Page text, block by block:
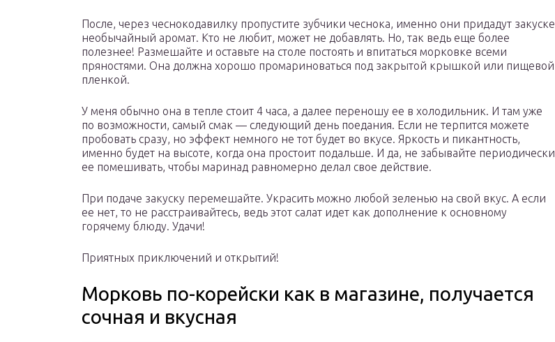
После, через чеснокодавилку пропустите зубчики чеснока, именно они придадут закуске
необычайный аромат. Кто не любит, может не добавлять. Но, так ведь еще более
полезнее! Размешайте и оставьте на столе постоять и впитаться морковке всеми
пряностями. Она должна хорошо промариноваться под закрытой крышкой или пищевой
пленкой.
У меня обычно она в тепле стоит 4 часа, а далее переношу ее в холодильник. И там уже
по возможности, самый смак — следующий день поедания. Если не терпится можете
пробовать сразу, но эффект немного не тот будет во вкусе. Яркость и пикантность,
именно будет на высоте, когда она простоит подальше. И да, не забывайте периодически
ее помешивать, чтобы маринад равномерно делал свое действие.
При подаче закуску перемешайте. Украсить можно любой зеленью на свой вкус. А если
ее нет, то не расстраивайтесь, ведь этот салат идет как дополнение к основному
горячему блюду. Удачи!
Приятных приключений и открытий!
Морковь по-корейски как в магазине, получается
сочная и вкусная